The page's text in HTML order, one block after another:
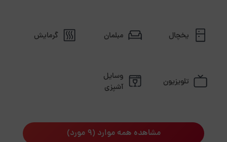
یخچال مبلمان گرمایش
تلویزیون
وسایل
آشپزی
مشاهده همه موارد (9 مورد)